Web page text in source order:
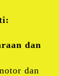
dan
dan